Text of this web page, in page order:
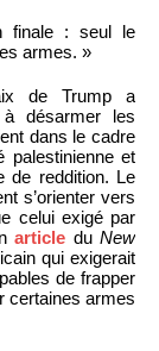
finale : seul le
armes. »
de Trump a
désarmer les
dans le cadre
palestinienne et
de reddition. Le
s’orienter vers
celui exigé par
article duNew
qui exigerait
de frapper
certaines armes